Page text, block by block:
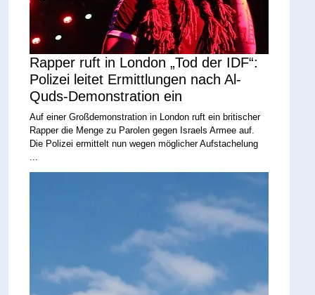
Rapper ruft in London „Tod der IDF“:
Polizei leitet Ermittlungen nach Al-
Quds-Demonstration ein
Auf einer Großdemonstration in London ruft ein britischer
Rapper die Menge zu Parolen gegen Israels Armee auf.
Die Polizei ermittelt nun wegen möglicher Aufstachelung